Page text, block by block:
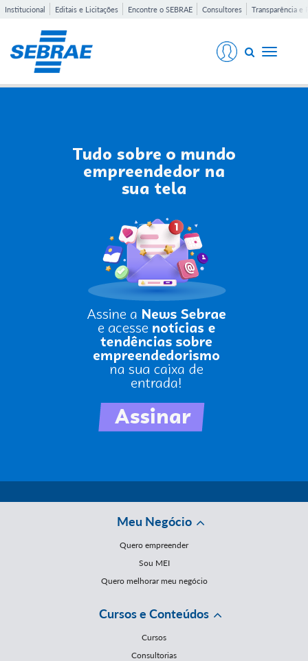
Institucional Editais e Licitações Encontre o SEBRAE Consultores Transparência e
Toggle
Meu Negócio
Quero empreender
Sou MEI
Quero melhorar meu negócio
Cursos e Conteúdos
Cursos
Consultorias